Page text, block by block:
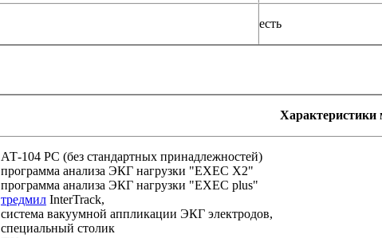
есть
Характеристики
АТ-104 PC (без стандартных принадлежностей)
программа анализа ЭКГ нагрузки "EXEC X2"
программа анализа ЭКГ нагрузки "EXEC plus"
тредмил InterTrack,
система вакуумной аппликации ЭКГ электродов,
специальный столик